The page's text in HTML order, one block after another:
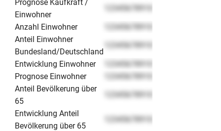
Prognose Kaufkraft /
Einwohner
12345678910
Anzahl Einwohner
12345678910
Anteil Einwohner
Bundesland/Deutschland
12345678910
Entwicklung Einwohner
12345678910
Prognose Einwohner
12345678910
Anteil Bevölkerung über
65
12345678910
Entwicklung Anteil
Bevölkerung über 65
12345678910